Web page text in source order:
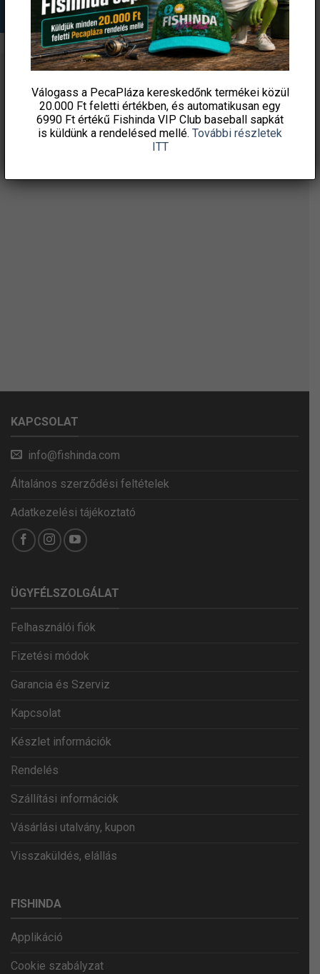
ÉRTESÜLJ ELSŐKÉNT! IRATKOZZ FEL A
HÍRLEVELÜNKRE!
KAPCSOLAT
info@fishinda.com
Általános szerződési feltételek
Adatkezelési tájékoztató
ÜGYFÉLSZOLGÁLAT
Felhasználói fiók
Fizetési módok
Garancia és Szerviz
Kapcsolat
Készlet információk
Rendelés
Szállítási információk
Vásárlási utalvány, kupon
Visszaküldés, elállás
FISHINDA
Applikáció
Cookie szabályzat
Válogass a PecaPláza kereskedőnk termékei közül
20.000 Ft feletti értékben, és automatikusan egy
6990 Ft értékű Fishinda VIP Club baseball sapkát
is küldünk a rendelésed mellé. További részletek
ITT